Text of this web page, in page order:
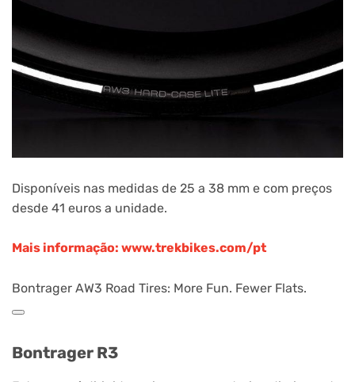
Disponíveis nas medidas de 25 a 38 mm e com preços
desde 41 euros a unidade.
Mais informação: www.trekbikes.com/pt
Bontrager AW3 Road Tires: More Fun. Fewer Flats.
Bontrager R3